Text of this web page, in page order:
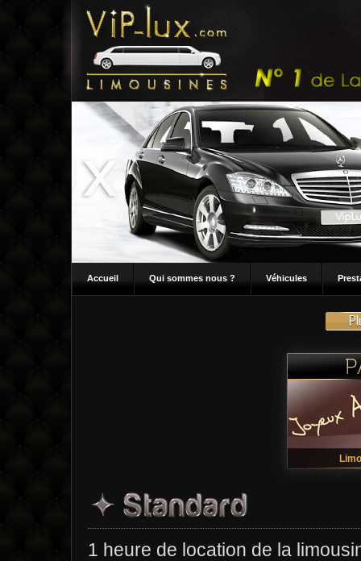
Accueil Qui sommes nous ? Véhicules
1 heure de location de la